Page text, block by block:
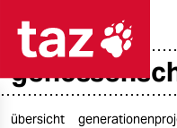
übersicht